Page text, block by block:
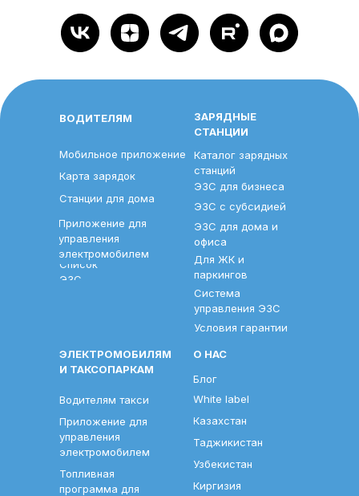
Мобильное приложение
Карта зарядок
Список
ЭЗС
Станции для дома
Приложение для
управления
электромобилем
ЭЗС для дома и
офиса
ЭЗС с субсидией
ЭЗС для бизнеса
Каталог зарядных
станций
Система
управления ЭЗС
Условия гарантии
Приложение для
управления
электромобилем
Водителям такси
Топливная
программа для
Блог
Киргизия
Узбекистан
Таджикистан
Казахстан
White label
ВОДИТЕЛЯМ
О НАС
ЭЛЕКТРОМОБИЛЯМ
И ТАКСОПАРКАМ
ЗАРЯДНЫЕ
СТАНЦИИ
Для ЖК и
паркингов